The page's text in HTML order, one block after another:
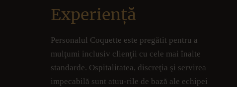
Experiență
Personalul Coquette este pregătit pentru a
mulţumi inclusiv clienţii cu cele mai înalte
standarde. Ospitalitatea, discreţia şi servirea
impecabilă sunt atuu-rile de bază ale echipei